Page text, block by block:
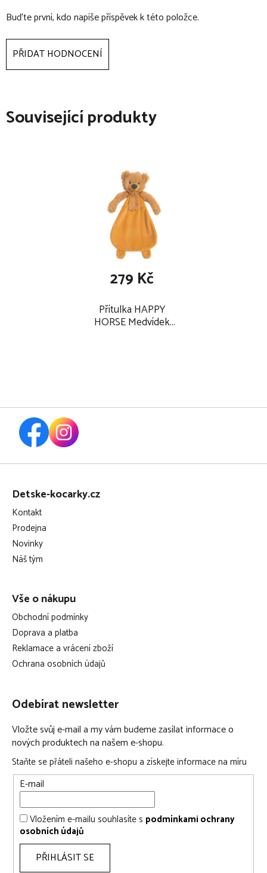
sušičce
Buďte první, kdo napíše příspěvek k této položce.
PŘIDAT HODNOCENÍ
Související produkty
Přítulka HAPPY
HORSE Medvídek
279 Kč
Z
Detske-kocarky.cz
Kontakt
Prodejna
Novinky
Náš tým
Vše o nákupu
Obchodní podmínky
Doprava a platba
Reklamace a vrácení zboží
Ochrana osobních údajů
Odebírat newsletter
Vložte svůj e-mail a my vám budeme zasílat informace o
nových produktech na našem e-shopu.
Staňte se přáteli našeho e-shopu a získejte informace na míru
E-mail
Vložením e-mailu souhlasíte s podmínkami ochrany
osobních údajů
PŘIHLÁSIT SE